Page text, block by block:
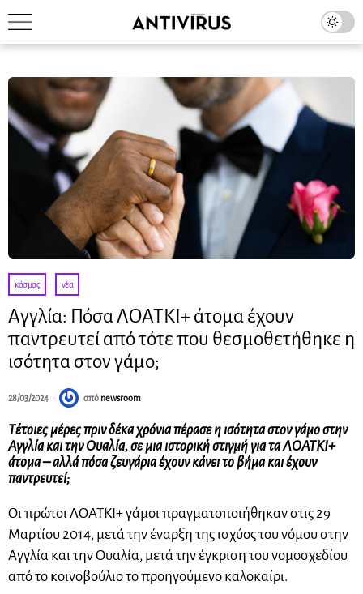
κόσμος · νέα
Αγγλία: Πόσα ΛΟΑΤΚΙ+ άτομα έχουν
παντρευτεί από τότε που θεσμοθετήθηκε η
ισότητα στον γάμο;
28/03/2024 από newsroom
Τέτοιες μέρες πριν δέκα χρόνια πέρασε η ισότητα στον γάμο στην
Αγγλία και την Ουαλία, σε μια ιστορική στιγμή για τα ΛΟΑΤΚΙ+
άτομα – αλλά πόσα ζευγάρια έχουν κάνει το βήμα και έχουν
παντρευτεί;
Οι πρώτοι ΛΟΑΤΚΙ+ γάμοι πραγματοποιήθηκαν στις 29
Μαρτίου 2014, μετά την έναρξη της ισχύος του νόμου στην
Αγγλία και την Ουαλία, μετά την έγκριση του νομοσχεδίου
από το κοινοβούλιο το προηγούμενο καλοκαίρι.